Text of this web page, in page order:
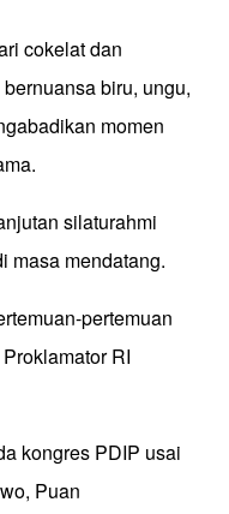
cokelat dan
biru, ungu,
momen
silaturahmi
masa mendatang.
pertemuan
RI
kongres PDIP usai
Puan